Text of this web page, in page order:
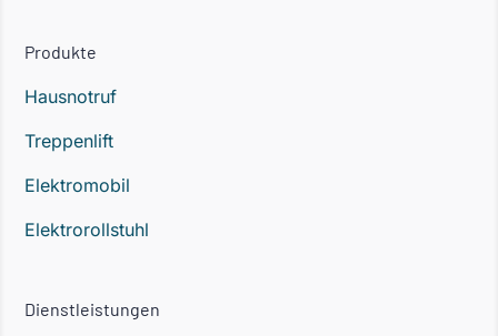
Produkte
Hausnotruf
Treppenlift
Elektromobil
Elektrorollstuhl
Dienstleistungen